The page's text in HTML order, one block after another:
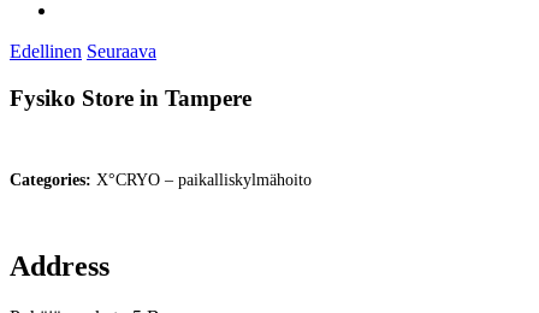
Edellinen Seuraava
Fysiko Store in Tampere
Categories: X°CRYO – paikalliskylmähoito
Address